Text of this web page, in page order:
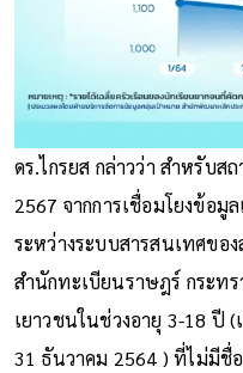
ดร.ไกรยส กล่าวว่า สำหรับส
2567 จากการเชื่อมโยงข้อมู
ระหว่างระบบสารสนเทศขอ
สำนักทะเบียนราษฎร์ กระท
เยาวชนในช่วงอายุ 3-18 ปี
31 ธันวาคม 2564 ) ที่ไม่มีชื่